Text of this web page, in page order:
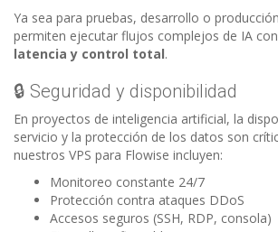
Ya sea para pruebas, desarrollo o
permiten ejecutar flujos complejos de IA con
latencia y control total.
🔒 Seguridad y disponibilidad
En proyectos de inteligencia artificial, la
servicio y la protección de los datos son
nuestros VPS para Flowise incluyen:
Monitoreo constante 24/7
Protección contra ataques DDoS
Accesos seguros (SSH, RDP, consola)